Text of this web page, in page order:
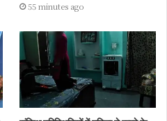
55 minutes ago